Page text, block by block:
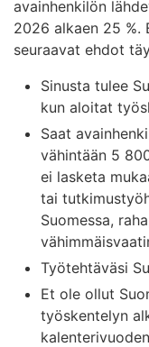
avainhenkilön
2026 alkaen 25 %.
seuraavat ehdot
Sinusta tulee
kun aloitat
Saat
vähintään 5
ei lasketa
tai
Suomessa,
Työtehtäväsi
Et ole ollut
työskentelyn